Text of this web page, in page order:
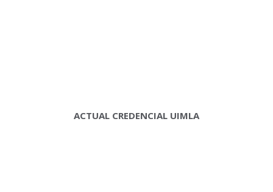
ACTUAL CREDENCIAL UIMLA